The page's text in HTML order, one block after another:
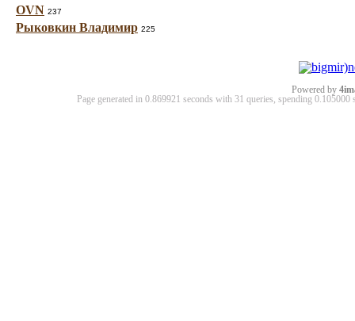
OVN 237
Рыковкин Владимир 225
Powered by
Page generated in 0.869921 seconds with 31 queries, spending